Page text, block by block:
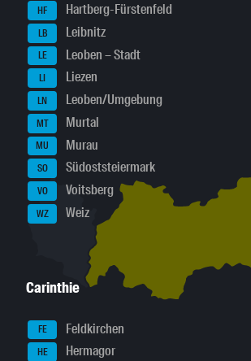
HF Hartberg-Fürstenfeld
LB Leibnitz
LE Leoben – Stadt
LI Liezen
LN Leoben/Umgebung
MT Murtal
MU Murau
SO Südoststeiermark
VO Voitsberg
WZ Weiz
Carinthie
FE Feldkirchen
HE Hermagor